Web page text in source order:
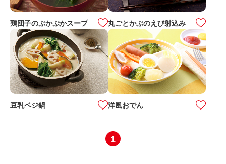
鶏団子のぷかぷかスープ 丸ごとかぶのえび射込み
豆乳ベジ鍋 洋風おでん
1